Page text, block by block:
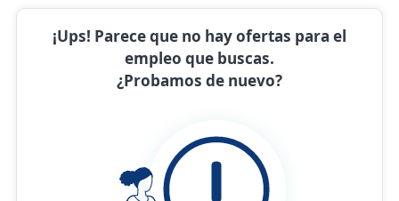
¡Ups! Parece que no hay ofertas para el
empleo que buscas.
¿Probamos de nuevo?